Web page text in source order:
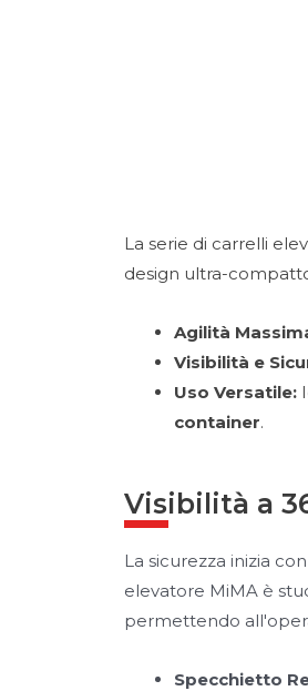
Trattori
La serie di carrelli
design ultra-
Agilità
Visibilità e
Uso Versatile:
container.
Visibilità a
La sicurezza inizia
elevatore MiMA è
permettendo
Specchietto